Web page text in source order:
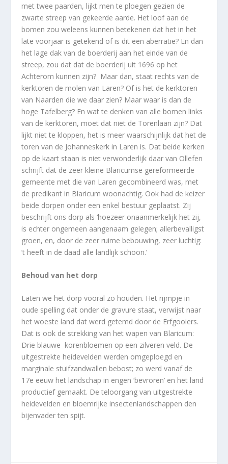
met twee paarden, lijkt men te ploegen gezien de
zwarte streep van gekeerde aarde. Het loof aan de
bomen zou weleens kunnen betekenen dat het in het
late voorjaar is getekend of is dit een aberratie? En dan
het lage dak van de boerderij aan het einde van de
streep, zou dat dat de boerderij uit 1696 op het
Achterom kunnen zijn? Maar dan, staat rechts van de
kerktoren de molen van Laren? Of is het de kerktoren
van Naarden die we daar zien? Maar waar is dan de
hoge Tafelberg? En wat te denken van alle bomen links
van de kerktoren, moet dat niet de Torenlaan zijn? Dat
lijkt niet te kloppen, het is meer waarschijnlijk dat het de
toren van de Johanneskerk in Laren is. Dat beide kerken
op de kaart staan is niet verwonderlijk daar van Ollefen
schrijft dat de zeer kleine Blaricumse gereformeerde
gemeente met die van Laren gecombineerd was, met
de predikant in Blaricum woonachtig. Ook had de keizer
beide dorpen onder een enkel bestuur geplaatst. Zij
beschrijft ons dorp als ‘hoezeer onaanmerkelijk het zij,
is echter ongemeen aangenaam gelegen; allerbevalligst
groen, en, door de zeer ruime bebouwing, zeer luchtig:
’t heeft in de daad alle landlijk schoon.’
Behoud van het dorp
Laten we het dorp vooral zo houden. Het rijmpje in
oude spelling dat onder de gravure staat, verwijst naar
het woeste land dat werd getemd door de Erfgooiers.
Dat is ook de strekking van het wapen van Blaricum:
Drie blauwe korenbloemen op een zilveren veld. De
uitgestrekte heidevelden werden omgeploegd en
marginale stuifzandwallen bebost; zo werd vanaf de
17e eeuw het landschap in engen ‘bevroren’ en het land
productief gemaakt. De teloorgang van uitgestrekte
heidevelden en bloemrijke insectenlandschappen den
bijenvader ten spijt.